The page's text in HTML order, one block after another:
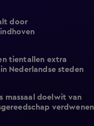
door
tientallen extra
Nederlandse steden
massaal doelwit van
verdwenen